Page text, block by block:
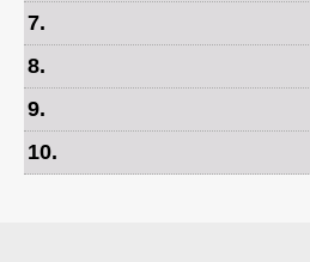
7.
8.
9.
10.